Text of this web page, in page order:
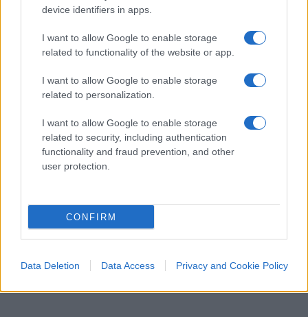
device identifiers in apps.
I want to allow Google to enable storage
related to functionality of the website or app.
I want to allow Google to enable storage
related to personalization.
I want to allow Google to enable storage
related to security, including authentication
functionality and fraud prevention, and other
user protection.
CONFIRM
Data Deletion Data Access Privacy and Cookie Policy
in un caso già di per sé pieno di zone d’ombra, mi
sono reso conto che qualcosa non andava,
sebbene parecchi osservatori ritenevano che ciò
Ma dopo quello che è accaduto con Corona, di cui
Lovati non poteva certo ignorare la fama, è
doveroso ammettere che ci troviamo di fronte ad
un ottimo professionista che in questa particolare
parla a vanvera e si muove confusamente come il
classico elefante nella cristalleria. Esattamente ciò
che non dovrebbe fare l’avvocato di un indagato
sulla cui sorte si stanno affastellando indizi